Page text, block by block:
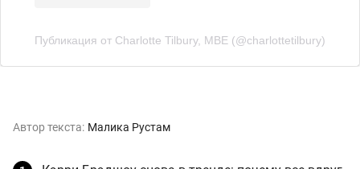
Публикация от Charlotte Tilbury, MBE (@charlottetilbury)
Автор текста: Малика Рустам